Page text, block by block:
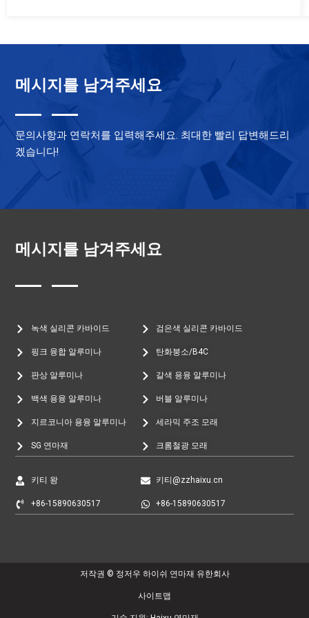
$7.50.
메시지를 남겨주세요
문의사항과 연락처를 입력해주세요. 최대한 빨리 답변해드리
겠습니다!
메시지를 남겨주세요
녹색 실리콘 카바이드
핑크 융합 알루미나
판상 알루미나
백색 용융 알루미나
지르코니아 용융 알루미나
SG 연마재
검은색 실리콘 카바이드
탄화붕소/B4C
갈색 용융 알루미나
버블 알루미나
세라믹 주조 모래
크롬철광 모래
키티 왕
+86-15890630517
키티@zzhaixu.cn
+86-15890630517
저작권 © 정저우 하이쉬 연마재 유한회사
사이트맵